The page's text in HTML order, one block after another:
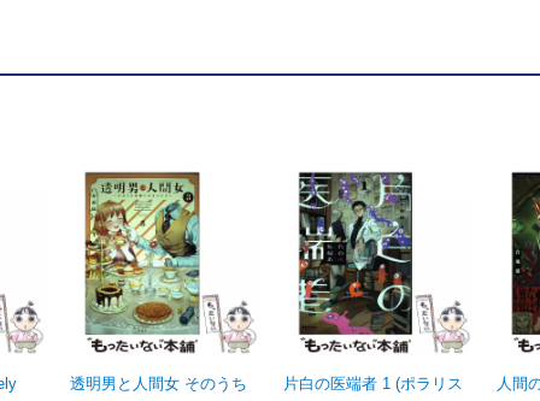
透明男と人間女 そのうち
片白の医端者 1 (ポラリス
人間